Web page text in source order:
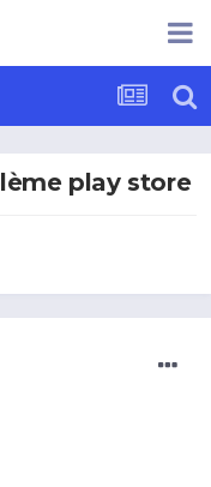
play store